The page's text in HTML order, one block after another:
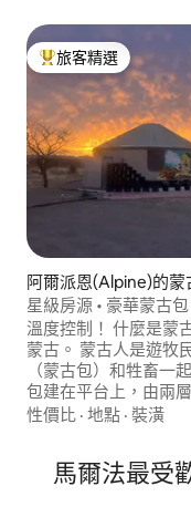
旅客精選榜首
旅客精選
阿爾派恩(Alpine)的蒙
星級房源 • 豪華蒙古
溫度控制！ 什麼是蒙古包？蒙古包起源於
蒙古。 蒙古人是遊牧民族，他們帶著家
（蒙古包）和牲畜一
包建在平台上，由兩
有一層隔熱層，最著
（Big Bend Park）
性價比 · 地點 · 裝潢
馬爾法最受